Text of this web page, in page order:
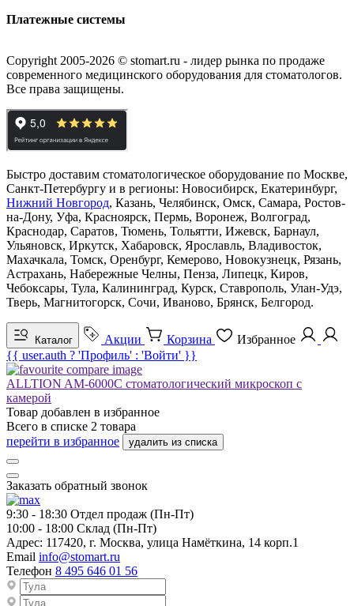
Платежные системы
Copyright 2005-2026 © stomart.ru - лидер рынка по продаже
современного медицинского оборудования для стоматологов.
Все права защищены.
Быстро доставим стоматологическое оборудование по Москве,
Санкт-Петербургу и в регионы: Новосибирск, Екатеринбург,
Нижний Новгород, Казань, Челябинск, Омск, Самара, Ростов-
на-Дону, Уфа, Красноярск, Пермь, Воронеж, Волгоград,
Краснодар, Саратов, Тюмень, Тольятти, Ижевск, Барнаул,
Ульяновск, Иркутск, Хабаровск, Ярославль, Владивосток,
Махачкала, Томск, Оренбург, Кемерово, Новокузнецк, Рязань,
Астрахань, Набережные Челны, Пенза, Липецк, Киров,
Чебоксары, Тула, Калининград, Курск, Ставрополь, Улан-Удэ,
Тверь, Магнитогорск, Сочи, Иваново, Брянск, Белгород.
Каталог Акции Корзина
Избранное
{{ user.auth ? 'Профиль' : 'Войти' }}
ALLTION AM-6000C стоматологический микроскоп с
камерой
Товар добавлен в избранное
Всего в списке 2 товара
перейти в избранное
удалить из списка
Заказать обратный звонок
9:30 - 18:30 Отдел продаж (Пн-Пт)
10:00 - 18:00 Склад (Пн-Пт)
Адрес: 117420, г. Москва, улица Намёткина, 14 корп.1
Email info@stomart.ru
Телефон 8 495 646 01 56